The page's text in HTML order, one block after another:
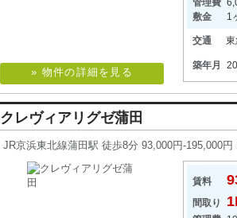
» 物件の詳細を見る
管理費
敷金
1
交通 東
築年月
クレヴィアリグゼ蒲田
JR京浜東北線蒲田駅 徒歩8分 93,000円-195,000円
賃料
間取り